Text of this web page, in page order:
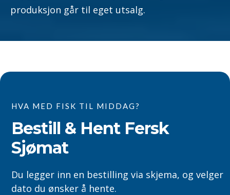
produksjon går til eget utsalg.
HVA MED FISK TIL MIDDAG?
Bestill & Hent Fersk
Sjømat
Du legger inn en bestilling via skjema, og velger
dato du ønsker å hente.